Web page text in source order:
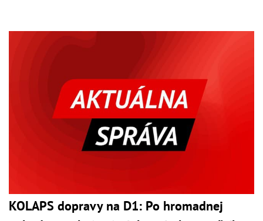
KOLAPS dopravy na D1: Po hromadnej